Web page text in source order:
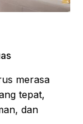
merasa
tepat,
dan